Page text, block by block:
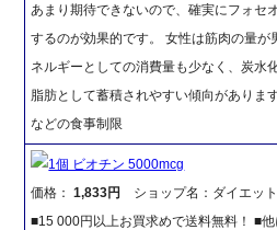
あまり期待できないので、確実にフォセ
するのが効果的です。 女性は筋肉の量が
ネルギーとしての消費量も少なく、炭水
脂肪として蓄積されやすい傾向がありま
などの食事制限
1個 ビオチン 5000mcg
価格：1,833円
ショップ名：ダイエッ
■15 000円以上お買求めで送料無料！ ■